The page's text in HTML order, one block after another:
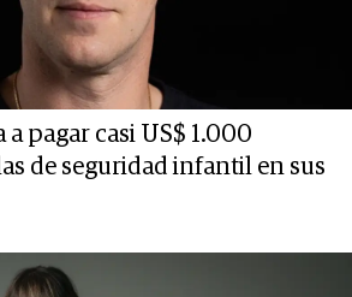
pagar casi US$ 1.000
de seguridad infantil en sus